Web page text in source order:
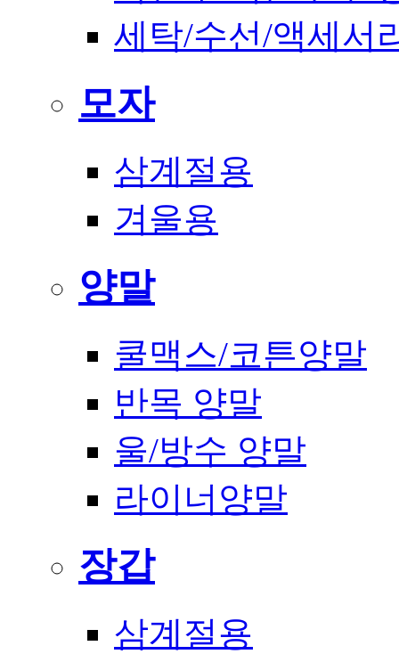
세탁/수선/액세서
모자
삼계절용
겨울용
양말
쿨맥스/코튼양말
반목 양말
울/방수 양말
라이너양말
장갑
삼계절용